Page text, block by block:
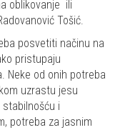
oblikovanje ili
Tošić.
posvetiti načinu na
pristupaju
Neke od onih potreba
uzrastu jesu
stabilnošću i
potreba za jasnim